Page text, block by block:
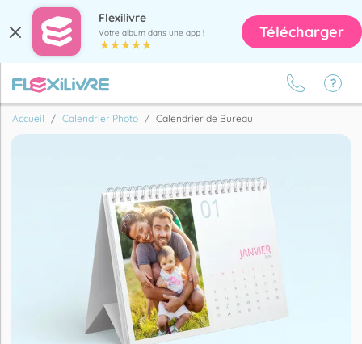
Flexilivre
Votre album dans une app ! Télécharger
Accueil Calendrier Photo Calendrier de Bureau